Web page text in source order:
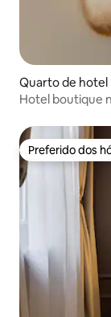
Quarto de hotel
Hotel boutique
Preferido dos
Preferido dos